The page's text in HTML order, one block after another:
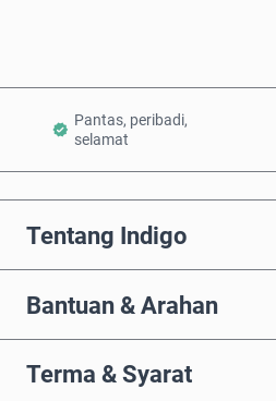
Pantas, peribadi,
selamat
Tentang Indigo
Bantuan & Arahan
Terma & Syarat